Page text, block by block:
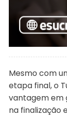
Mesmo com
etapa final, o
vantagem em
na finalização